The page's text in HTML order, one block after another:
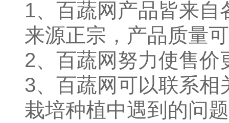
1、百蔬网产品皆来
来源正宗，产品质量
2、百蔬网努力使售
3、百蔬网可以联系
栽培种植中遇到的问